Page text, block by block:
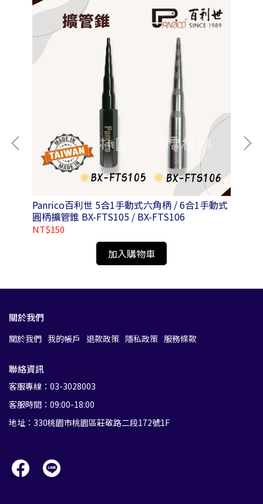
Panrico百利世 5合1手動式六角柄 / 6合1手動式
圓柄擴管錐 BX-FTS105 / BX-FTS106
NT$150
加入購物車
關於我們
關於我們 我的帳戶 退款政策 隱私政策 服務條款
聯絡資訊
客服專線：03-3028003
客服時間：09:00-18:00
地址：330桃園市桃園區莊敬路二段172號1F